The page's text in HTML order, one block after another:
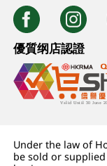
優質纲店認證
Under the law of
be sold or